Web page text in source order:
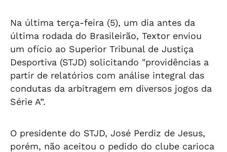
Na última terça-feira (5), um dia antes da
última rodada do Brasileirão, Textor enviou
um ofício ao Superior Tribunal de Justiça
Desportiva (STJD) solicitando "providências a
partir de relatórios com análise integral das
condutas da arbitragem em diversos jogos da
Série A”.
O presidente do STJD, José Perdiz de Jesus,
porém, não aceitou o pedido do clube carioca